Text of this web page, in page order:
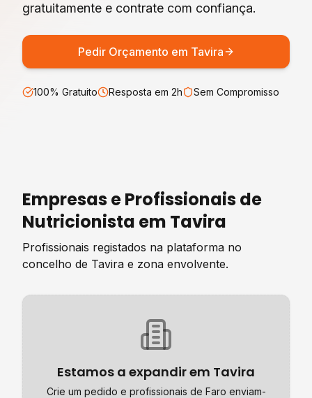
gratuitamente e contrate com confiança.
Pedir Orçamento em Tavira
100% Gratuito Resposta em 2h Sem Compromisso
Empresas e Profissionais de
Nutricionista em Tavira
Profissionais registados na plataforma no
concelho de Tavira e zona envolvente.
Estamos a expandir em Tavira
Crie um pedido e profissionais de Faro enviam-